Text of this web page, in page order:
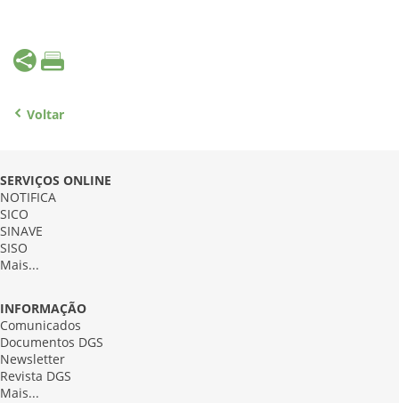
Voltar
SERVIÇOS ONLINE
NOTIFICA
SICO
SINAVE
SISO
Mais...
INFORMAÇÃO
Comunicados
Documentos DGS
Newsletter
Revista DGS
Mais...